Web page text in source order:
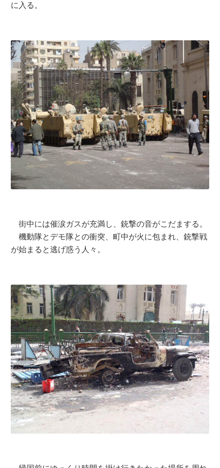
に入る。
街中には催涙ガスが充満し、銃撃の音がこだまする。
機動隊とデモ隊との衝突、町中が火に包まれ、銃撃戦
が始まると逃げ惑う人々。